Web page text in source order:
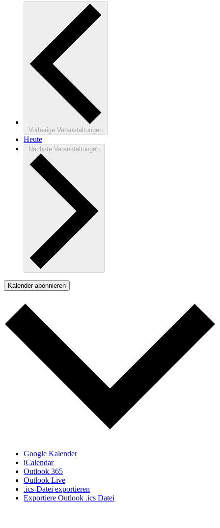
Vorherige Veranstaltungen
Heute
Nächste Veranstaltungen
Kalender abonnieren
Google Kalender
iCalendar
Outlook 365
Outlook Live
.ics-Datei exportieren
Exportiere Outlook .ics Datei